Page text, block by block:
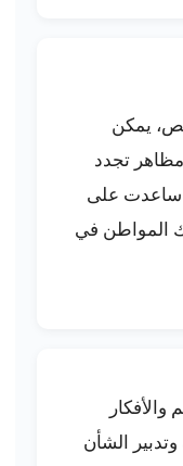
يمكن
تجدد
ساعدت على
المواطن في
والأفكار
الشأن